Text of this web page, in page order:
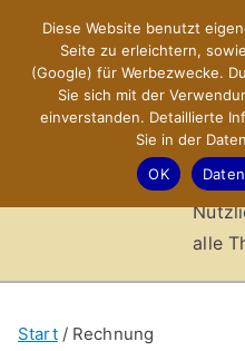
springen
–
alle
Start Rechnung
Diese Website benutzt
Seite zu erleichtern,
(Google) für Werbezwecke.
Sie sich mit der
einverstanden. Detaillierte
Sie in der
OK